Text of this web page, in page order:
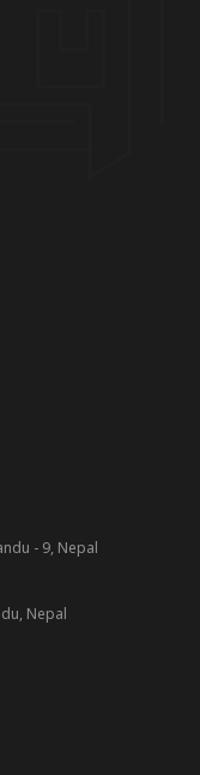
- 9, Nepal
Nepal